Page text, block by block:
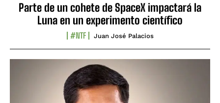
Parte de un cohete de SpaceX impactará la
Luna en un experimento científico
#NTF Juan José Palacios